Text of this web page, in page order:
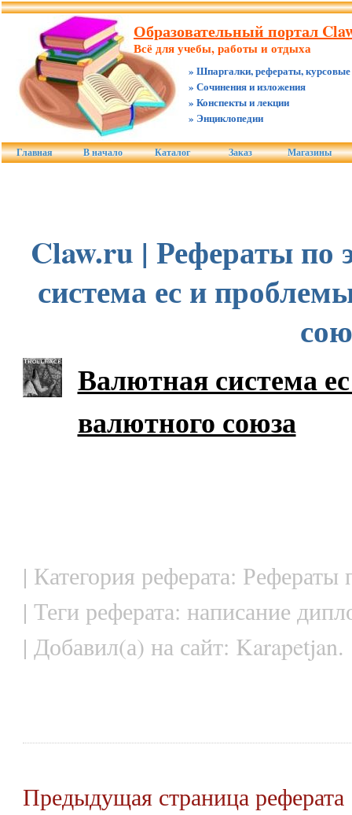
Образовательный портал
Всё для учебы, работы и отдыха
» Шпаргалки, рефераты, курсовые
» Сочинения и изложения
» Конспекты и лекции
» Энциклопедии
Главная В начало Каталог Заказ Магазины
Claw.ru | Рефераты по
система ес и
Валютная система
валютного союза
| Категория реферата: Рефераты
| Теги реферата: написание
| Добавил(а) на сайт: Karapetjan.
Предыдущая страница реферата